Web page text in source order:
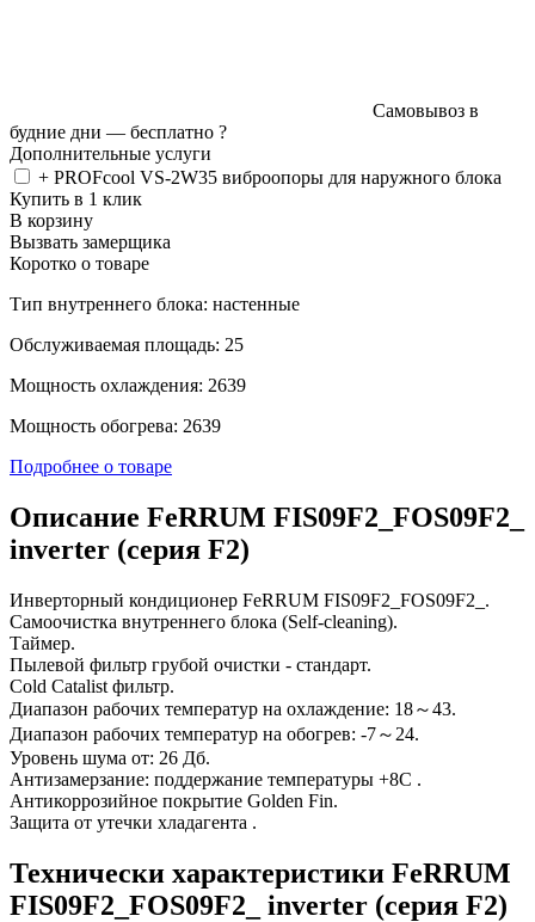
Самовывоз в
будние дни — бесплатно ?
Дополнительные услуги
+ PROFcool VS-2W35 виброопоры для наружного блока
Купить в 1 клик
В корзину
Вызвать замерщика
Коротко о товаре
Тип внутреннего блока: настенные
Обслуживаемая площадь: 25
Мощность охлаждения: 2639
Мощность обогрева: 2639
Подробнее о товаре
Описание FeRRUM FIS09F2_FOS09F2_
inverter (серия F2)
Инверторный кондиционер FeRRUM FIS09F2_FOS09F2_.
Самоочистка внутреннего блока (Self-cleaning).
Таймер.
Пылевой фильтр грубой очистки - стандарт.
Cold Catalist фильтр.
Диапазон рабочих температур на охлаждение: 18～43.
Диапазон рабочих температур на обогрев: -7～24.
Уровень шума от: 26 Дб.
Антизамерзание: поддержание температуры +8С .
Антикоррозийное покрытие Golden Fin.
Защита от утечки хладагента .
Технически характеристики FeRRUM
FIS09F2_FOS09F2_ inverter (серия F2)